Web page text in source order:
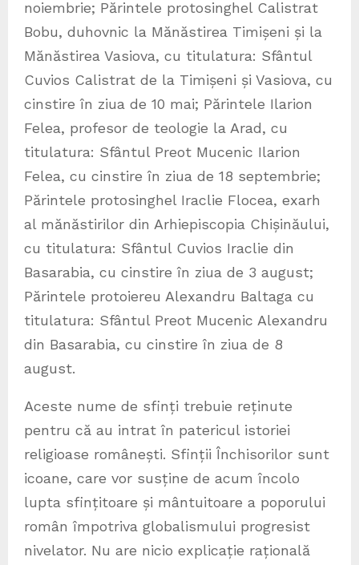
noiembrie; Părintele protosinghel Calistrat
Bobu, duhovnic la Mănăstirea Timișeni și la
Mănăstirea Vasiova, cu titulatura: Sfântul
Cuvios Calistrat de la Timișeni și Vasiova, cu
cinstire în ziua de 10 mai; Părintele Ilarion
Felea, profesor de teologie la Arad, cu
titulatura: Sfântul Preot Mucenic Ilarion
Felea, cu cinstire în ziua de 18 septembrie;
Părintele protosinghel Iraclie Flocea, exarh
al mănăstirilor din Arhiepiscopia Chișinăului,
cu titulatura: Sfântul Cuvios Iraclie din
Basarabia, cu cinstire în ziua de 3 august;
Părintele protoiereu Alexandru Baltaga cu
titulatura: Sfântul Preot Mucenic Alexandru
din Basarabia, cu cinstire în ziua de 8
august.
Aceste nume de sfinți trebuie reținute
pentru că au intrat în patericul istoriei
religioase românești. Sfinții Închisorilor sunt
icoane, care vor susține de acum încolo
lupta sfințitoare și mântuitoare a poporului
român împotriva globalismului progresist
nivelator. Nu are nicio explicație rațională